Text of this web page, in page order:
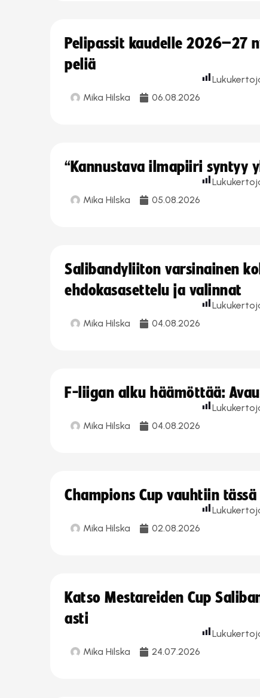
Pelipassit kaudelle 2026–27
peliä
Mika Hilska 06.08.2026
“Kannustava ilmapiiri syntyy
Mika Hilska 05.08.2026
Salibandyliiton varsinainen
ehdokasasettelu ja valinnat
Mika Hilska 04.08.2026
F-liigan alku häämöttää:
Mika Hilska 04.08.2026
Champions Cup vauhtiin
Mika Hilska 02.08.2026
Katso Mestareiden Cup
asti
Mika Hilska 24.07.2026